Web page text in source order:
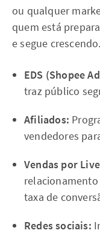
ou qualquer
quem está
e segue crescendo.
EDS (Shopee
traz público
Afiliados:
vendedores
Vendas por
taxa de
Redes sociais: